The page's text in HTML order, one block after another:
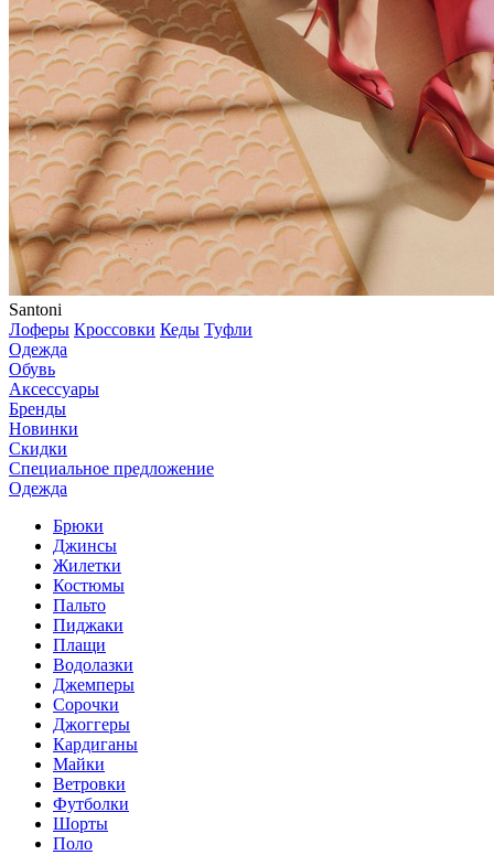
Santoni
Лоферы Кроссовки Кеды Туфли
Одежда
Обувь
Аксессуары
Бренды
Новинки
Скидки
Специальное предложение
Одежда
Брюки
Джинсы
Жилетки
Костюмы
Пальто
Пиджаки
Плащи
Водолазки
Джемперы
Сорочки
Джоггеры
Кардиганы
Майки
Ветровки
Футболки
Шорты
Поло